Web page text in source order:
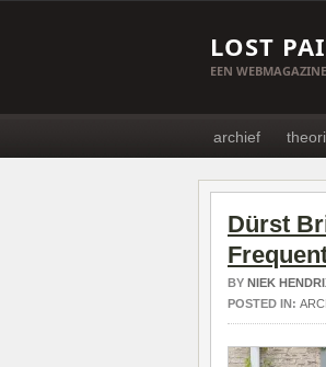
LOST
EEN
archief
Dürst
BY NIEK
POSTED IN: